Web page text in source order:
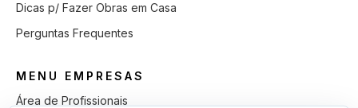
Dicas p/ Fazer Obras em Casa
Perguntas Frequentes
MENU EMPRESAS
Área de Profissionais